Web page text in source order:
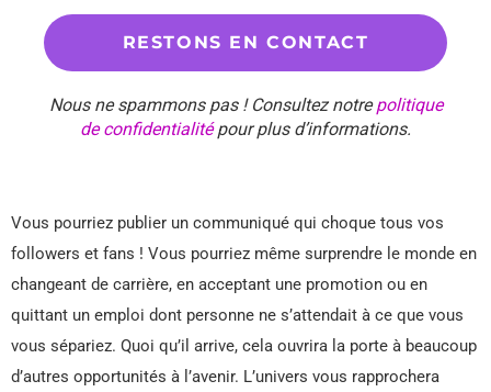
Nous ne spammons pas ! Consultez notrepolitique
de confidentialitépour plus d’informations.
Vous pourriez publier un communiqué qui choque tous vos
followers et fans ! Vous pourriez même surprendre le monde en
changeant de carrière, en acceptant une promotion ou en
quittant un emploi dont personne ne s’attendait à ce que vous
vous sépariez. Quoi qu’il arrive, cela ouvrira la porte à beaucoup
d’autres opportunités à l’avenir. L’univers vous rapprochera